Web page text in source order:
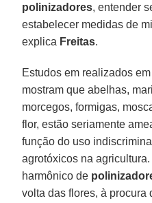
polinizadores, entender
estabelecer medidas de
explica Freitas.
Estudos em realizados
mostram que abelhas,
morcegos, formigas,
flor, estão seriamente
função do uso
agrotóxicos na
harmônico de
volta das flores, à procura